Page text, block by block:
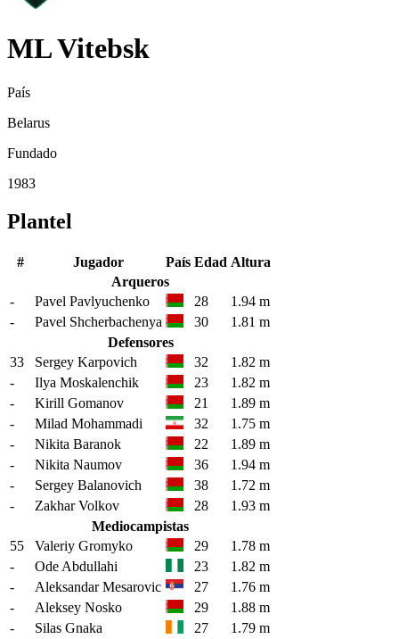
ML Vitebsk
País
Belarus
Fundado
1983
Plantel
# Jugador País Edad Altura
Arqueros
-
Pavel Pavlyuchenko 28
1.94 m
-
Pavel Shcherbachenya 30
1.81 m
Defensores
33
Sergey Karpovich 32
1.82 m
-
Ilya Moskalenchik 23
1.82 m
-
Kirill Gomanov 21
1.89 m
-
Milad Mohammadi 32
1.75 m
-
Nikita Baranok 22
1.89 m
-
Nikita Naumov 36
1.94 m
-
Sergey Balanovich 38
1.72 m
-
Zakhar Volkov 28
1.93 m
Mediocampistas
55
Valeriy Gromyko 29
1.78 m
-
Ode Abdullahi 23
1.82 m
-
Aleksandar Mesarovic 27
1.76 m
-
Aleksey Nosko 29
1.88 m
-
Silas Gnaka 27
1.79 m